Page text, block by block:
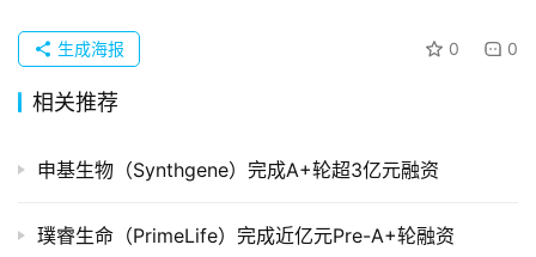
品
牌
发
布
重
登录 注册
0 0
生成海报
相关推荐
申基生物（Synthgene）完成A+轮超3亿元融资
璞睿生命（PrimeLife）完成近亿元Pre-A+轮融资